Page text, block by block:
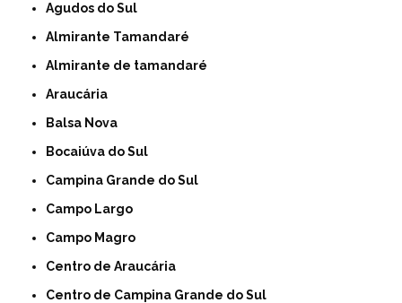
Agudos do Sul
Almirante Tamandaré
Almirante de tamandaré
Araucária
Balsa Nova
Bocaiúva do Sul
Campina Grande do Sul
Campo Largo
Campo Magro
Centro de Araucária
Centro de Campina Grande do Sul